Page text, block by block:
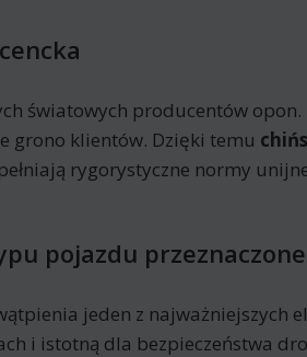
światowych producentów
grono klientów. Dzięki temu
rygorystyczne normy
pojazdu
jeden z
i istotną dla bezpieczeństwa